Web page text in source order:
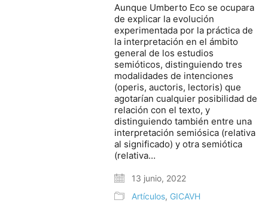
Aunque Umberto Eco se ocupara
de explicar la evolución
experimentada por la práctica de
la interpretación en el ámbito
general de los estudios
semióticos, distinguiendo tres
modalidades de intenciones
(operis, auctoris, lectoris) que
agotarían cualquier posibilidad de
relación con el texto, y
distinguiendo también entre una
interpretación semiósica (relativa
al significado) y otra semiótica
(relativa…
13 junio, 2022
Artículos, GICAVH